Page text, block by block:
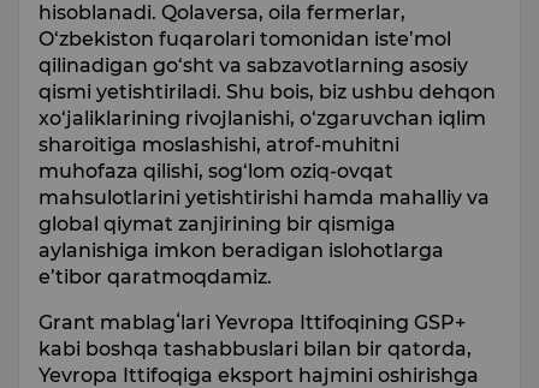
hisoblanadi. Qolaversa, oila fermerlar,
O‘zbekiston fuqarolari tomonidan iste’mol
qilinadigan go‘sht va sabzavotlarning asosiy
qismi yetishtiriladi. Shu bois, biz ushbu dehqon
xo‘jaliklarining rivojlanishi, o‘zgaruvchan iqlim
sharoitiga moslashishi, atrof-muhitni
muhofaza qilishi, sog‘lom oziq-ovqat
mahsulotlarini yetishtirishi hamda mahalliy va
global qiymat zanjirining bir qismiga
aylanishiga imkon beradigan islohotlarga
e’tibor qaratmoqdamiz.
Grant mablagʻlari Yevropa Ittifoqining GSP+
kabi boshqa tashabbuslari bilan bir qatorda,
Yevropa Ittifoqiga eksport hajmini oshirishga